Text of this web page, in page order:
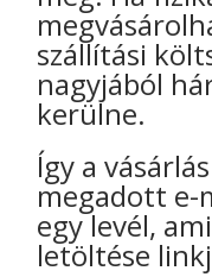
szállítási
nagyjából
kerülne.
Így a
megadott e-
egy levél,
letöltése